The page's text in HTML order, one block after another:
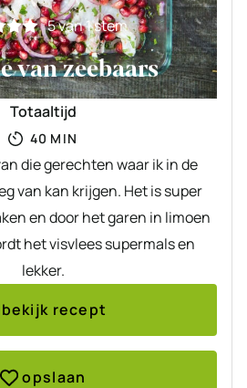
5van 1 stem
van zeebaars
Totaaltijd
40 MINUTEN
MIN
die gerechten waar ik in de
van kan krijgen. Het is super
en door het garen in limoen
het visvlees supermals en
lekker.
bekijk recept
opslaan